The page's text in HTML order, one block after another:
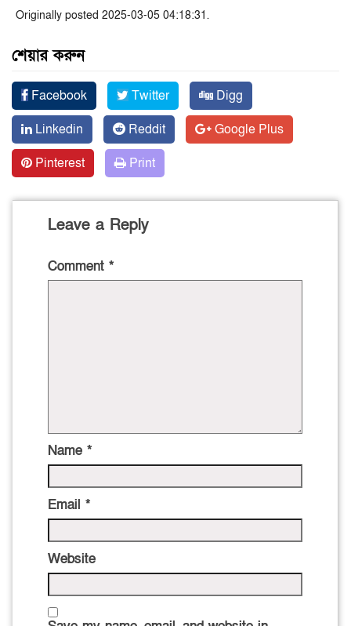
Originally posted 2025-03-05 04:18:31.
শেয়ার করুন
Facebook Twitter
Digg
Linkedin
Reddit
Google Plus
Pinterest
Print
Leave a Reply
Comment *
Name *
Email *
Website